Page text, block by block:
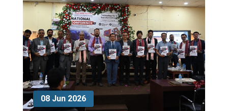
08 Jun 2026